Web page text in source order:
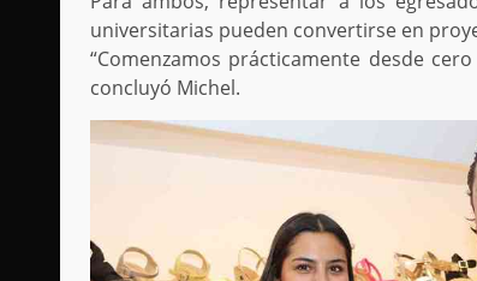
universitarias pueden convertirse en
“Comenzamos prácticamente desde
concluyó Michel.